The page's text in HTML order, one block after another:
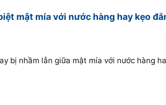
mật mía với nước hàng hay kẹo
bị nhầm lẫn giữa mật mía với nước hàng